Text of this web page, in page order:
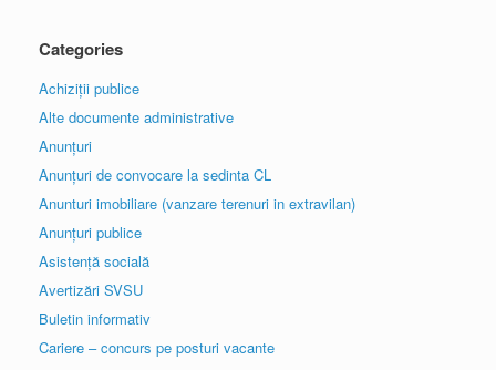
Categories
Achiziții publice
Alte documente administrative
Anunțuri
Anunțuri de convocare la sedinta CL
Anunturi imobiliare (vanzare terenuri in extravilan)
Anunțuri publice
Asistență socială
Avertizări SVSU
Buletin informativ
Cariere – concurs pe posturi vacante